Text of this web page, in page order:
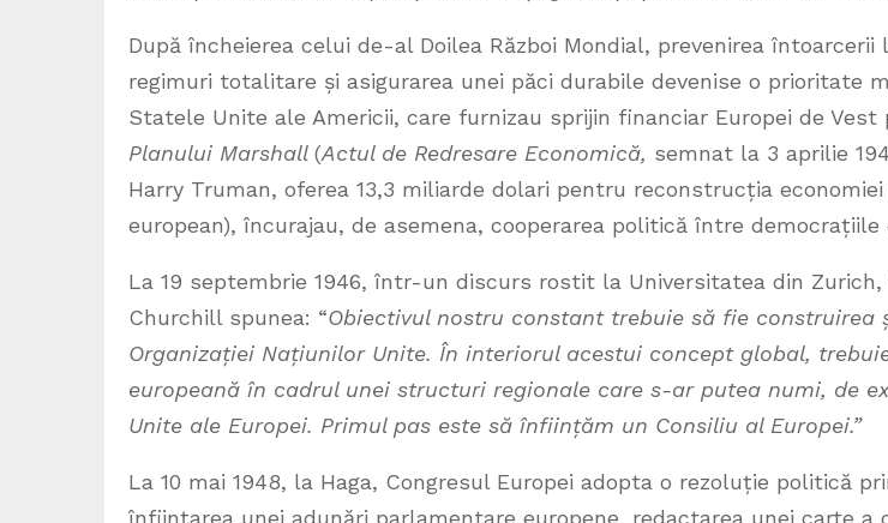
După încheierea celui de-al Doilea Război Mondial, prevenirea
regimuri totalitare și asigurarea unei păci durabile devenise o prioritate
Statele Unite ale Americii, care furnizau sprijin financiar Europei de
Planului Marshall (Actul de Redresare Economică, semnat la 3 aprilie
Harry Truman, oferea 13,3 miliarde dolari pentru reconstrucția
european), încurajau, de asemena, cooperarea politică între democrațiile
La 19 septembrie 1946, într-un discurs rostit la Universitatea din Zurich,
Churchill spunea: “Obiectivul nostru constant trebuie să fie construirea
Organizației Națiunilor Unite. În interiorul acestui concept global,
europeană în cadrul unei structuri regionale care s-ar putea numi, de
Unite ale Europei. Primul pas este să înființăm un Consiliu al Europei.”
La 10 mai 1948, la Haga, Congresul Europei adopta o rezoluție politică
înființarea unei adunări parlamentare europene, redactarea unei carte a